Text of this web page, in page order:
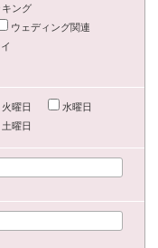
キング
ウェディング関連
火曜日
水曜日
土曜日